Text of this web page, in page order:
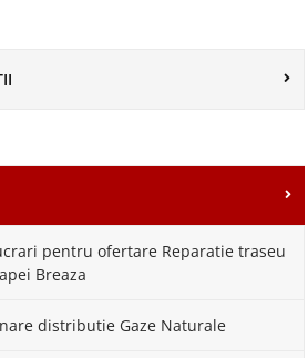
pentru ofertare Reparatie traseu
Breaza
distributie Gaze Naturale